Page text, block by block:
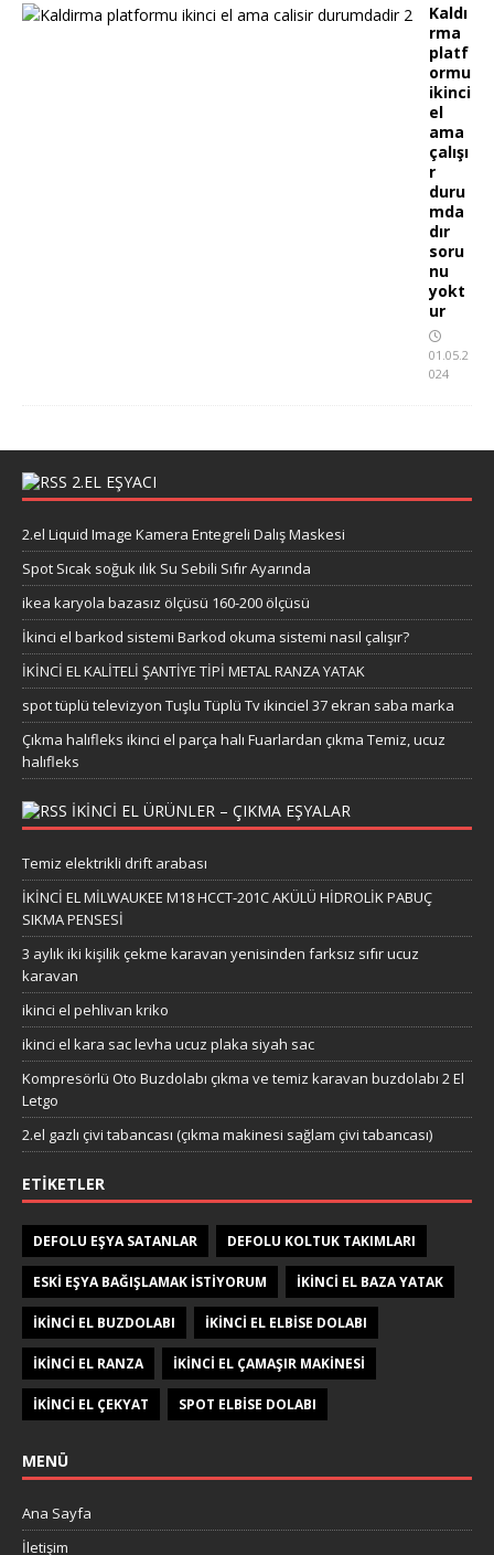
Kaldı
rma
platf
ormu
ikinci
el
ama
çalışı
r
duru
mda
dır
soru
nu
yokt
ur
01.05.2
024
2.EL EŞYACI
2.el Liquid Image Kamera Entegreli Dalış Maskesi
Spot Sıcak soğuk ılık Su Sebili Sıfır Ayarında
ikea karyola bazasız ölçüsü 160-200 ölçüsü
İkinci el barkod sistemi Barkod okuma sistemi nasıl çalışır?
İKİNCİ EL KALİTELİ ŞANTİYE TİPİ METAL RANZA YATAK
spot tüplü televizyon Tuşlu Tüplü Tv ikinciel 37 ekran saba marka
Çıkma halıfleks ikinci el parça halı Fuarlardan çıkma Temiz, ucuz
halıfleks
IKINCI EL ÜRÜNLER – ÇIKMA EŞYALAR
Temiz elektrikli drift arabası
İKİNCİ EL MİLWAUKEE M18 HCCT-201C AKÜLÜ HİDROLİK PABUÇ
SIKMA PENSESİ
3 aylık iki kişilik çekme karavan yenisinden farksız sıfır ucuz
karavan
ikinci el pehlivan kriko
ikinci el kara sac levha ucuz plaka siyah sac
Kompresörlü Oto Buzdolabı çıkma ve temiz karavan buzdolabı 2 El
Letgo
2.el gazlı çivi tabancası (çıkma makinesi sağlam çivi tabancası)
ETIKETLER
DEFOLU EŞYA SATANLAR DEFOLU KOLTUK TAKIMLARI
ESKI EŞYA BAĞIŞLAMAK ISTIYORUM IKINCI EL BAZA YATAK
IKINCI EL BUZDOLABI IKINCI EL ELBISE DOLABI
IKINCI EL RANZA IKINCI EL ÇAMAŞIR MAKINESI
IKINCI EL ÇEKYAT SPOT ELBISE DOLABI
MENÜ
Ana Sayfa
İletişim